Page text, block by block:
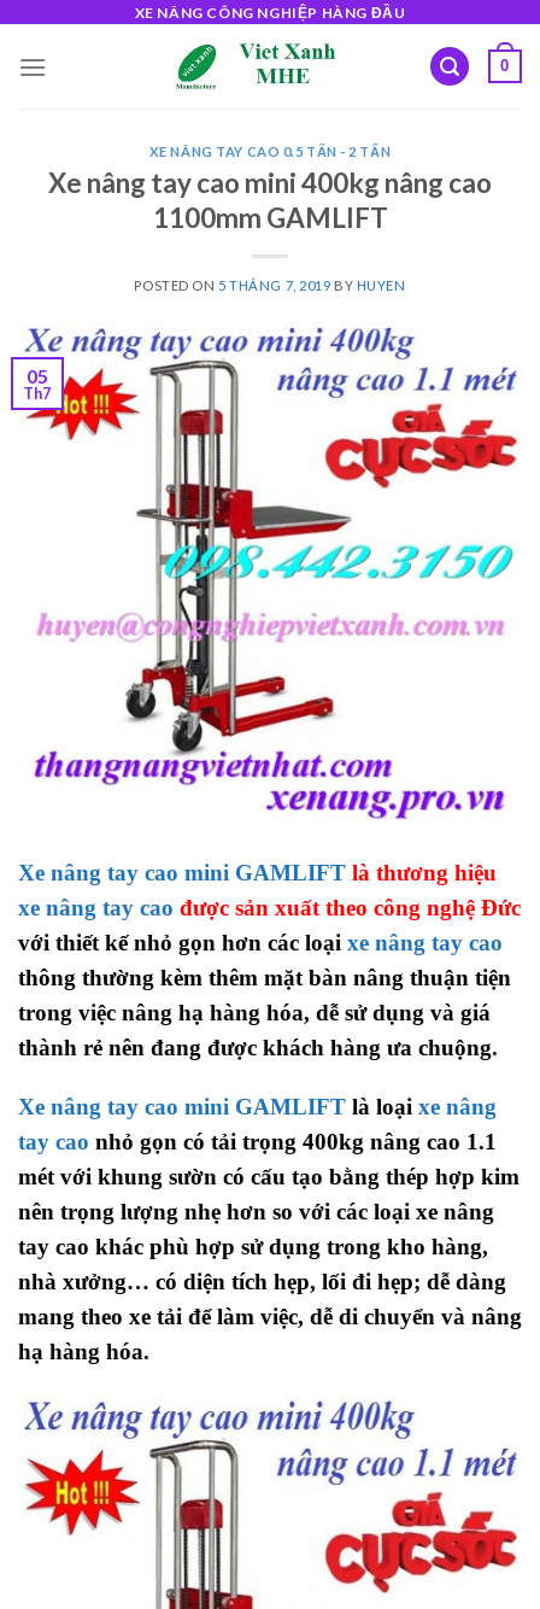
content
XE NÂNG CÔNG NGHIỆP HÀNG ĐẦU
0
XE NÂNG TAY CAO 0.5 TẤN - 2 TẤN
Xe nâng tay cao mini 400kg nâng cao
1100mm GAMLIFT
POSTED ON 5 THÁNG 7, 2019 BY HUYEN
05
Th7
Xe nâng tay cao mini GAMLIFT là thương hiệu
xe nâng tay cao được sản xuất theo công nghệ Đức
với thiết kế nhỏ gọn hơn các loại xe nâng tay cao
thông thường kèm thêm mặt bàn nâng thuận tiện
trong việc nâng hạ hàng hóa, dễ sử dụng và giá
thành rẻ nên đang được khách hàng ưa chuộng.
Xe nâng tay cao mini GAMLIFT là loại xe nâng
tay cao nhỏ gọn có tải trọng 400kg nâng cao 1.1
mét với khung sườn có cấu tạo bằng thép hợp kim
nên trọng lượng nhẹ hơn so với các loại xe nâng
tay cao khác phù hợp sử dụng trong kho hàng,
nhà xưởng… có diện tích hẹp, lối đi hẹp; dễ dàng
mang theo xe tải để làm việc, dễ di chuyển và nâng
hạ hàng hóa.